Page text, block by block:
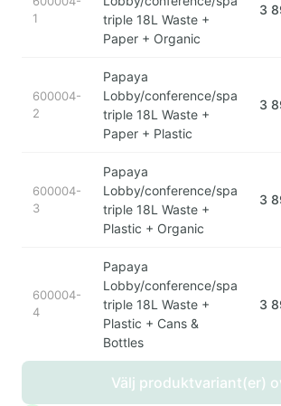
1
triple 18L Waste +
Paper + Organic
3
600004-
2
Papaya
Lobby/conference/spa
triple 18L Waste +
Paper + Plastic
3
600004-
3
Papaya
Lobby/conference/spa
triple 18L Waste +
Plastic + Organic
3
600004-
4
Papaya
Lobby/conference/spa
triple 18L Waste +
Plastic + Cans &
Bottles
3
Välj produktvariant(er)